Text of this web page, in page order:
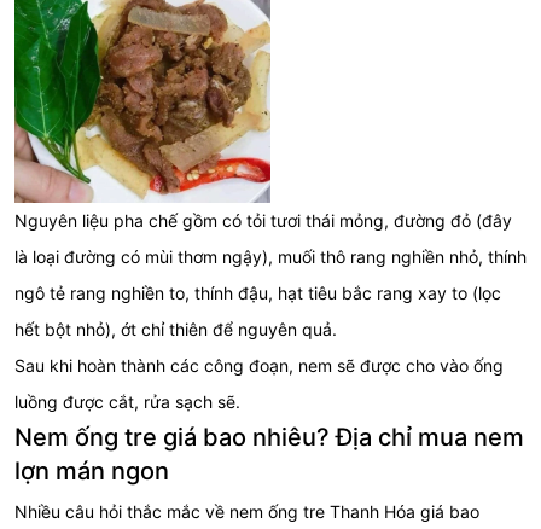
Nguyên liệu pha chế gồm có tỏi tươi thái mỏng, đường đỏ (đây
là loại đường có mùi thơm ngậy), muối thô rang nghiền nhỏ, thính
ngô tẻ rang nghiền to, thính đậu, hạt tiêu bắc rang xay to (lọc
hết bột nhỏ), ớt chỉ thiên để nguyên quả.
Sau khi hoàn thành các công đoạn, nem sẽ được cho vào ống
luồng được cắt, rửa sạch sẽ.
Nem ống tre giá bao nhiêu? Địa chỉ mua nem
lợn mán ngon
Nhiều câu hỏi thắc mắc về nem ống tre Thanh Hóa giá bao